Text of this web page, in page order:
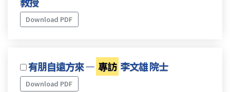
Download PDF
有朋自遠方來 — 專訪 李文雄 院士
Download PDF